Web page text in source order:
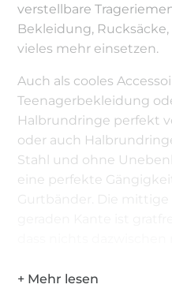
verstellbare
Bekleidung,
vieles mehr einsetzen.
Auch als cooles
Teenagerbekleidung
Halbrundringe perfekt
oder auch
Stahl und ohne
eine perfekte
Gurtbänder. Die